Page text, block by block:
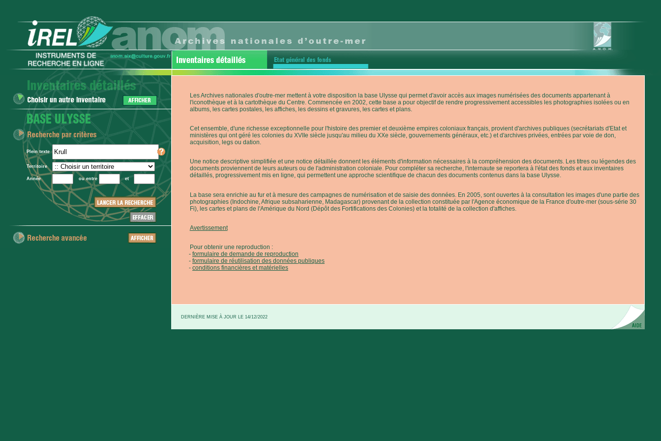
Plein texte
Territoire
Année ou entre et
Les Archives nationales d'outre-mer mettent à votre disposition la base Ulysse qui permet d'avoir accès aux images numérisées des documents appartenant à
l'iconothèque et à la cartothèque du Centre. Commencée en 2002, cette base a pour objectif de rendre progressivement accessibles les photographies isolées ou en
albums, les cartes postales, les affiches, les dessins et gravures, les cartes et plans.
Cet ensemble, d'une richesse exceptionnelle pour l'histoire des premier et deuxième empires coloniaux français, provient d'archives publiques (secrétariats d'Etat et
ministères qui ont géré les colonies du XVIIe siècle jusqu'au milieu du XXe siècle, gouvernements généraux, etc.) et d'archives privées, entrées par voie de don,
acquisition, legs ou dation.
Une notice descriptive simplifiée et une notice détaillée donnent les éléments d'information nécessaires à la compréhension des documents. Les titres ou légendes des
documents proviennent de leurs auteurs ou de l'administration coloniale. Pour compléter sa recherche, l'internaute se reportera à l'état des fonds et aux inventaires
détaillés, progressivement mis en ligne, qui permettent une approche scientifique de chacun des documents contenus dans la base Ulysse.
La base sera enrichie au fur et à mesure des campagnes de numérisation et de saisie des données. En 2005, sont ouvertes à la consultation les images d'une partie des
photographies (Indochine, Afrique subsaharienne, Madagascar) provenant de la collection constituée par l'Agence économique de la France d'outre-mer (sous-série 30
Fi), les cartes et plans de l'Amérique du Nord (Dépôt des Fortifications des Colonies) et la totalité de la collection d'affiches.
Avertissement
Pour obtenir une reproduction :
formulaire de demande de reproduction
formulaire de réutilisation des données publiques
conditions financières et matérielles
DERNIÈRE MISE À JOUR LE 14/12/2022